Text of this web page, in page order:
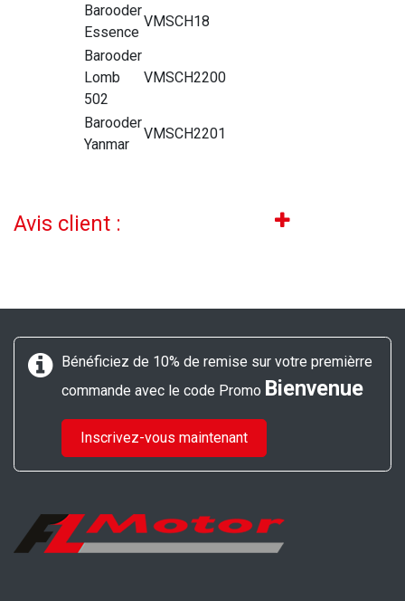
Barooder
Essence
VMSCH18
Barooder
Lomb
502
VMSCH2200
Barooder
Yanmar
VMSCH2201
Avis client :
Bénéficiez de 10% de remise sur votre premièrre
commande avec le code Promo Bienvenue
Inscrivez-vous maintenant